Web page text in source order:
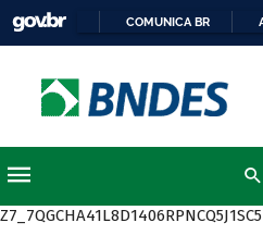
COMUNICA BR
Z7_7QGCHA41L8D1406RPNCQ5J1SC5